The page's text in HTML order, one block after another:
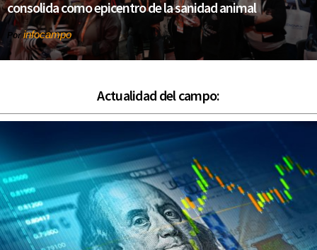
consolida como epicentro de la sanidad animal
Por infocampo
Actualidad del campo: